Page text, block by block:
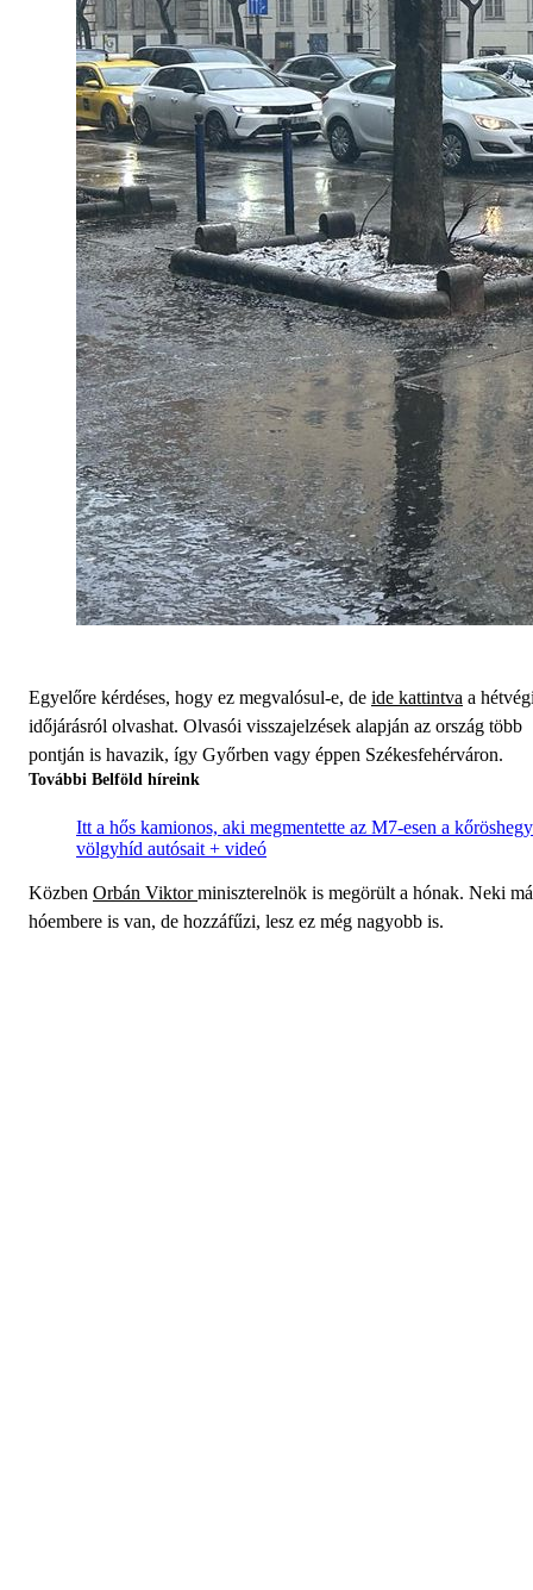
Egyelőre kérdéses, hogy ez megvalósul-e, de ide kattintva a
időjárásról olvashat. Olvasói visszajelzések alapján az ország több
pontján is havazik, így Győrben vagy éppen Székesfehérváron.
További Belföld híreink
Itt a hős kamionos, aki megmentette az M7-esen a
völgyhíd autósait + videó
Közben Orbán Viktorminiszterelnök is megörült a hónak. Neki
hóembere is van, de hozzáfűzi, lesz ez még nagyobb is.